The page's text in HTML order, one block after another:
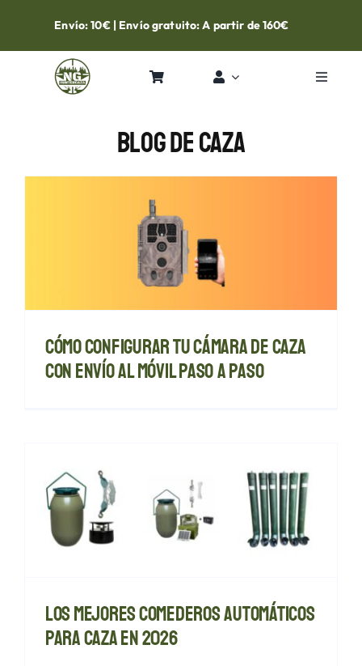
content
Envío: 10€ | Envío gratuito: A partir de 160€
Toggle
Tienda
Blog De Caza
Cómo configurar tu cámara de caza
con envío al móvil paso a paso
Los mejores comederos automáticos
para caza en 2026